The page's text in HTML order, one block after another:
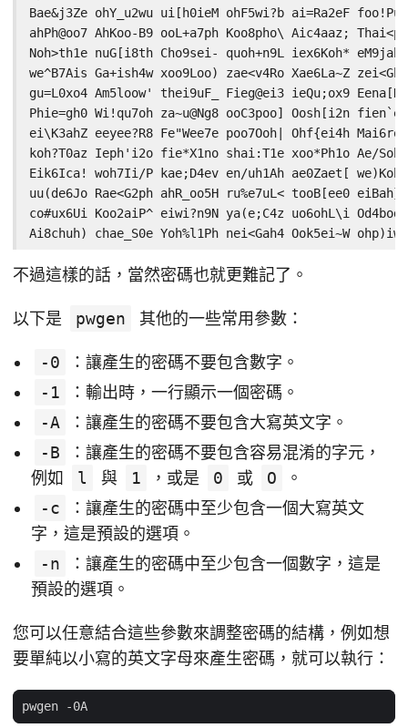
Bae&j3Ze ohY_u2wu ui[h0ieM ohF5wi?b ai=Ra2eF
ahPh@oo7 AhKoo-B9 ooL+a7ph Koo8pho\ Aic4aaz;
Noh>th1e nuG[i8th Cho9sei- quoh+n9L iex6Koh*
we^B7Ais Ga+ish4w xoo9Loo) zae<v4Ro Xae6La~Z
gu=L0xo4 Am5loow' thei9uF_ Fieg@ei3 ieQu;ox9
Phie=gh0 Wi!qu7oh za~u@Ng8 ooC3poo] Oosh[i2n
ei\K3ahZ eeyee?R8 Fe"Wee7e poo7Ooh| Ohf{ei4h
koh?T0az Ieph'i2o fie*X1no shai:T1e xoo*Ph1o Ae/
Eik6Ica! woh7Ii/P kae;D4ev en/uh1Ah ae0Zaet[
uu(de6Jo Rae<G2ph ahR_oo5H ru%e7uL< tooB[ee0
co#ux6Ui Koo2aiP^ eiwi?n9N ya(e;C4z uo6ohL\i
不過這樣的話，當然密碼也就更難記了。
以下是 pwgen 其他的一些常用參數：
-0
：讓產生的密碼不要包含數字。
-1
：輸出時，一行顯示一個密碼。
-A
：讓產生的密碼不要包含大寫英文字。
-B
：讓產生的密碼不要包含容易混淆的字元，
例如
l 與 1 ，或是 0 或 O
。
-c
：讓產生的密碼中至少包含一個大寫英文
字，這是預設的選項。
-n
：讓產生的密碼中至少包含一個數字，這是
預設的選項。
您可以任意結合這些參數來調整密碼的結構，例如想
要單純以小寫的英文字母來產生密碼，就可以執行：